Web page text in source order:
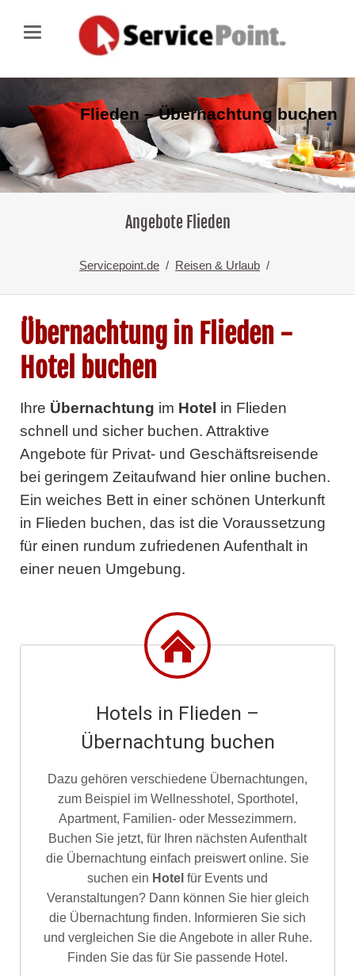
Flieden – Übernachtung buchen
Angebote Flieden
Servicepoint.de Reisen & Urlaub
Übernachtung in Flieden -
Hotel buchen
Ihre Übernachtung im Hotel in Flieden
schnell und sicher buchen. Attraktive
Angebote für Privat- und Geschäftsreisende
bei geringem Zeitaufwand hier online buchen.
Ein weiches Bett in einer schönen Unterkunft
in Flieden buchen, das ist die Voraussetzung
für einen rundum zufriedenen Aufenthalt in
einer neuen Umgebung.
Hotels in Flieden –
Übernachtung buchen
Dazu gehören verschiedene Übernachtungen,
zum Beispiel im Wellnesshotel, Sporthotel,
Apartment, Familien- oder Messezimmern.
Buchen Sie jetzt, für Ihren nächsten Aufenthalt
die Übernachtung einfach preiswert online. Sie
suchen ein Hotel für Events und
Veranstaltungen? Dann können Sie hier gleich
die Übernachtung finden. Informieren Sie sich
und vergleichen Sie die Angebote in aller Ruhe.
Finden Sie das für Sie passende Hotel.